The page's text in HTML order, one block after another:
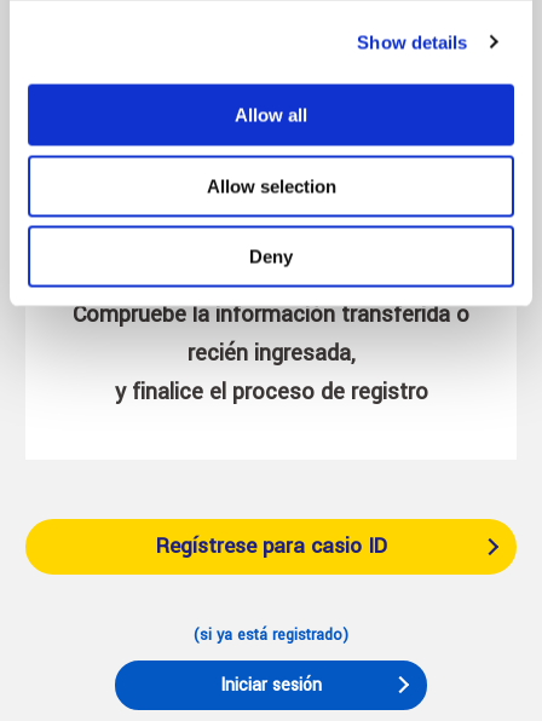
Show details
Allow all
Allow selection
Deny
PASO 3
Compruebe la información transferida o
recién ingresada,
y finalice el proceso de registro
Regístrese para casio ID
(si ya está registrado)
Iniciar sesión